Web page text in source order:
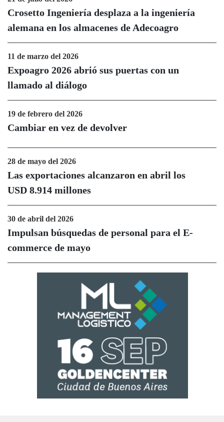
Crosetto Ingeniería desplaza a la ingeniería
alemana en los almacenes de Adecoagro
11 de marzo del 2026
Expoagro 2026 abrió sus puertas con un
llamado al diálogo
19 de febrero del 2026
Cambiar en vez de devolver
28 de mayo del 2026
Las exportaciones alcanzaron en abril los
USD 8.914 millones
30 de abril del 2026
Impulsan búsquedas de personal para el E-
commerce de mayo